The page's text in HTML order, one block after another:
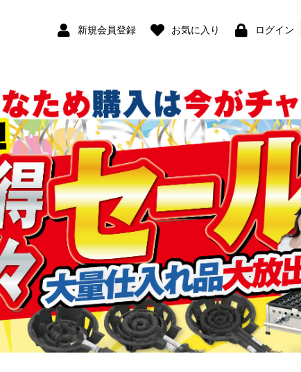
新規会員登録 お気に入り ログイン